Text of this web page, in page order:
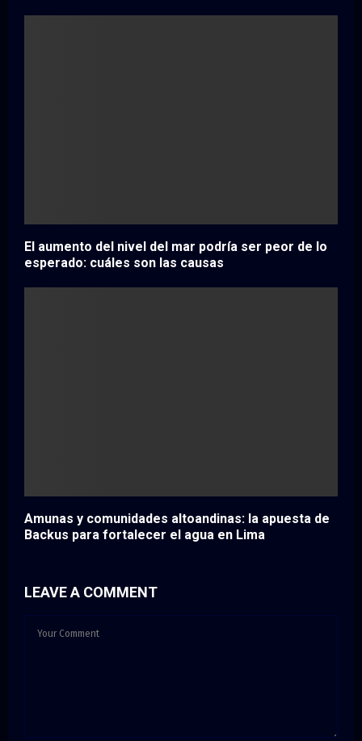
El aumento del nivel del mar podría ser peor de lo
esperado: cuáles son las causas
Amunas y comunidades altoandinas: la apuesta de
Backus para fortalecer el agua en Lima
LEAVE A COMMENT